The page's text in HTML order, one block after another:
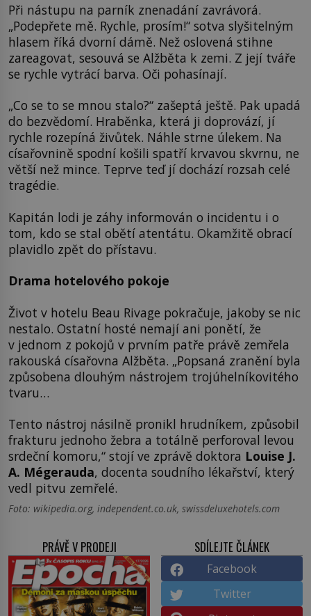
Při nástupu na parník znenadání zavrávorá.
„Podepřete mě. Rychle, prosím!“ sotva slyšitelným
hlasem říká dvorní dámě. Než oslovená stihne
zareagovat, sesouvá se Alžběta k zemi. Z její tváře
se rychle vytrácí barva. Oči pohasínají.
„Co se to se mnou stalo?“ zašeptá ještě. Pak upadá
do bezvědomí. Hraběnka, která ji doprovází, jí
rychle rozepíná živůtek. Náhle strne úlekem. Na
císařovnině spodní košili spatří krvavou skvrnu, ne
větší než mince. Teprve teď jí dochází rozsah celé
tragédie.
Kapitán lodi je záhy informován o incidentu i o
tom, kdo se stal obětí atentátu. Okamžitě obrací
plavidlo zpět do přístavu.
Drama hotelového pokoje
Život v hotelu Beau Rivage pokračuje, jakoby se nic
nestalo. Ostatní hosté nemají ani ponětí, že
v jednom z pokojů v prvním patře právě zemřela
rakouská císařovna Alžběta. „Popsaná zranění byla
způsobena dlouhým nástrojem trojúhelníkovitého
tvaru…
Tento nástroj násilně pronikl hrudníkem, způsobil
frakturu jednoho žebra a totálně perforoval levou
srdeční komoru,“ stojí ve zprávě doktora Louise J.
A. Mégerauda, docenta soudního lékařství, který
vedl pitvu zemřelé.
Foto: wikipedia.org, independent.co.uk, swissdeluxehotels.com
PRÁVĚ V PRODEJI SDÍLEJTE ČLÁNEK
Facebook
Twitter